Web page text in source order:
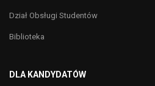
Dział Obsługi Studentów
Biblioteka
DLA KANDYDATÓW